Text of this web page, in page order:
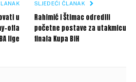
u
offa
lige
SLJEDEĆI ČLANAK
Rahimić i Štimac odredili
početne postave za utakmicu
finala Kupa BiH